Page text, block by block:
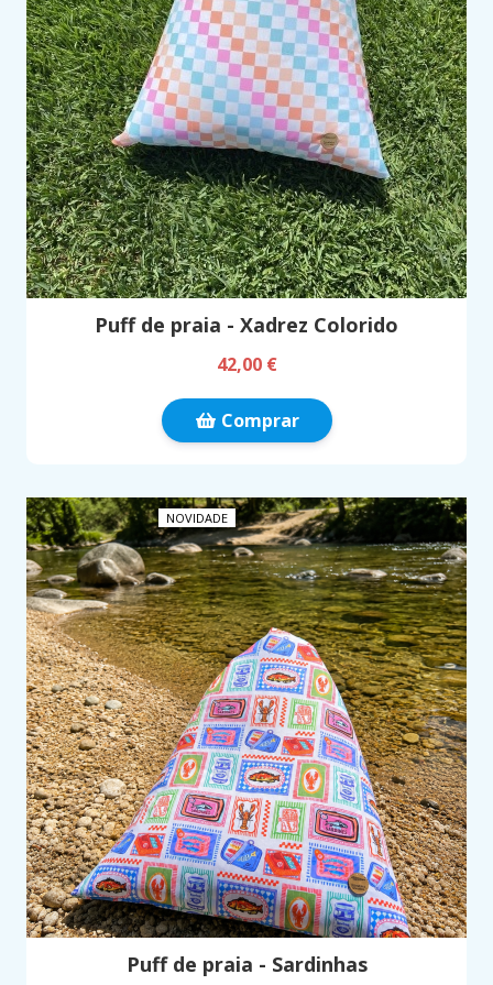
Puff de praia - Xadrez Colorido
42,00 €
Comprar
NOVIDADE
Puff de praia - Sardinhas